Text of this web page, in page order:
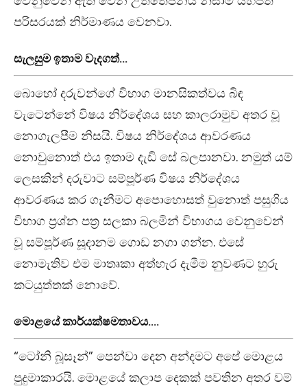
පරිසරයක් නිර්මාණය වෙනවා.
සැලසුම ඉතාම වැදගත්…
බොහෝ දරුවන්ගේ විභාග මානසිකත්වය බිඳ
වැටෙන්නේ විෂය නිර්දේශය සහ කාලරාමුව අතර වූ
නොගැලපීම නිසයි. විෂය නිර්දේශය ආවරණය
නොවුනොත් එය ඉතාම දැඩි සේ බලපානවා. නමුත් යම්
ලෙසකින් දරුවාට සම්පූර්ණ විෂය නිර්දේශය
ආවරණය කර ගැනීමට අපොහොසත් වුනොත් පසුගිය
විභාග ප්‍රශ්න පත්‍ර සලකා බලමින් විභාගය වෙනුවෙන්
වූ සම්පූර්ණ සූදානම ගොඩ නගා ගන්න. එසේ
නොමැතිව එම මාතෘකා අත්හැර දැමීම නුවණට හුරු
කටයුත්තක් නොවේ.
මොළයේ කාර්යක්ෂමතාවය….
“ටෝනි බූසෑන්” පෙන්වා දෙන අන්දමට අපේ මොළය
පුදුමාකාරයි. මොළයේ කලාප දෙකක් පවතින අතර වම්